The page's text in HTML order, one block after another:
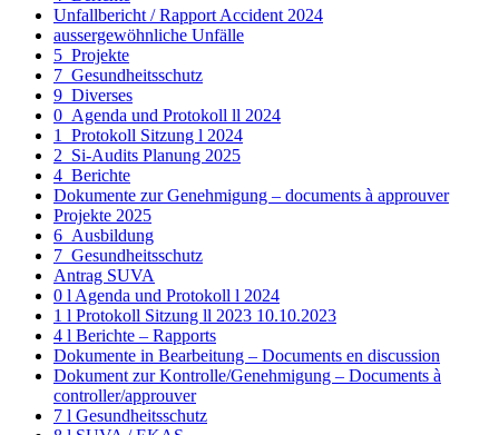
Unfallbericht / Rapport Accident 2024
aussergewöhnliche Unfälle
5_Projekte
7_Gesundheitsschutz
9_Diverses
0_Agenda und Protokoll ll 2024
1_Protokoll Sitzung l 2024
2_Si-Audits Planung 2025
4_Berichte
Dokumente zur Genehmigung – documents à approuver
Projekte 2025
6_Ausbildung
7_Gesundheitsschutz
Antrag SUVA
0 l Agenda und Protokoll l 2024
1 l Protokoll Sitzung ll 2023 10.10.2023
4 l Berichte – Rapports
Dokumente in Bearbeitung – Documents en discussion
Dokument zur Kontrolle/Genehmigung – Documents à
controller/approuver
7 l Gesundheitsschutz